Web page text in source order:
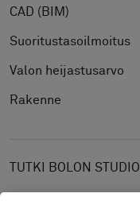
CAD (BIM)
Suoritustasoilmoitus
Valon heijastusarvo
Rakenne
TUTKI BOLON STUDIO